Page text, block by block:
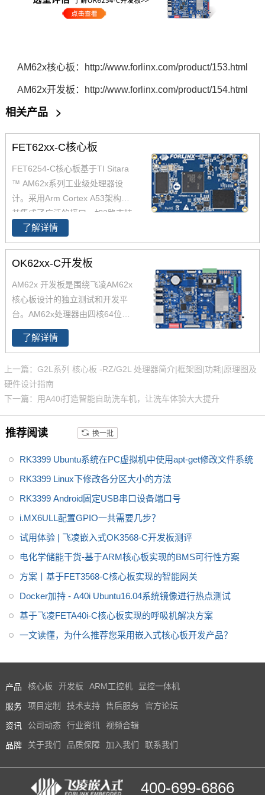
AM62x核心板：http://www.forlinx.com/product/153.html
AM62x开发板： http://www.forlinx.com/product/154.html
相关产品 >
FET62xx-C核心板
FET6254-C核心板基于TI Sitara
™ AM62x系列工业级处理器设
计。采用Arm Cortex A53架构，
并集成了广泛的接口，如2路支持
TSN的千兆以太网、USB 2.0CA
N-FD，AM6254核心板兼容AM6
2x全系列处理器，提供单核、双
容，飞凌嵌入式已经适配AM625
4 AM6231 AM6232三款芯片为
您带来灵活的成本组合方案，AM
62x可应用于广泛的工业环境，
如人机界面(HMI)、工业计算机、
控制单元(TCU)、医疗设备等。
了解详情
OK62xx-C开发板
AM62x 开发板是围绕飞凌AM62x
核心板设计的独立测试和开发平
台。AM62x处理器由四核64位Ar
m -Cortex -A53微处理器 和Cort
ex-M4F组成。AM62x开发板整
进行严苛的环境温度测试、压力
测试、长期稳定性运行测试，使
AM62x可在各种严苛环境稳定运
行
了解详情
上一篇：G2L系列 核心板 -RZ/G2L 处理器简介|框架图|功耗|原理图及
硬件设计指南
下一篇：用A40i打造智能自助洗车机，让洗车体验大大提升
推荐阅读 换一批
RK3399 Ubuntu系统在PC虚拟机中使用apt-get修改文件系统
RK3399 Linux下修改各分区大小的方法
RK3399 Android固定USB串口设备端口号
i.MX6ULL配置GPIO一共需要几步？
试用体验 | 飞凌嵌入式OK3568-C开发板测评
电化学储能干货-基于ARM核心板实现的BMS可行性方案
方案丨基于FET3568-C核心板实现的智能网关
Docker加持 - A40i Ubuntu16.04系统镜像进行热点测试
基于飞凌FETA40i-C核心板实现的呼吸机解决方案
一文读懂，为什么推荐您采用嵌入式核心板开发产品？
产品 核心板 开发板 ARM工控机 显控一体机
服务 项目定制 技术支持 售后服务 官方论坛
资讯 公司动态 行业资讯 视频合辑
品牌 关于我们 品质保障 加入我们 联系我们
400-699-6866